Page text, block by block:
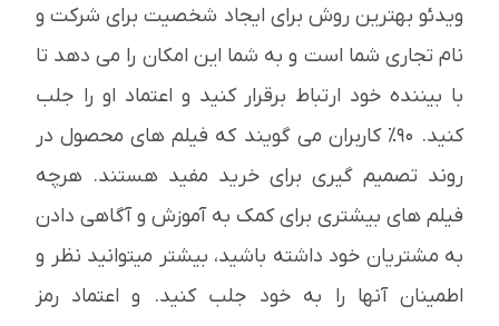
ویدئو بهترین روش برای ایجاد شخصیت برای شرکت و
نام تجاری شما است و به شما این امکان را می دهد تا
با بیننده خود ارتباط برقرار کنید و اعتماد او را جلب
کنید. 90٪ کاربران می گویند که فیلم های محصول در
روند تصمیم گیری برای خرید مفید هستند. هرچه
فیلم های بیشتری برای کمک به آموزش و آگاهی دادن
به مشتریان خود داشته باشید، بیشتر میتوانید نظر و
اطمینان آنها را به خود جلب کنید. و اعتماد رمز